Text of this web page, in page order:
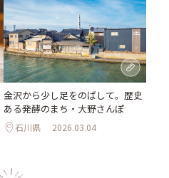
金沢から少し足をのばして。歴史
ある発酵のまち・大野さんぽ
石川県 2026.03.04